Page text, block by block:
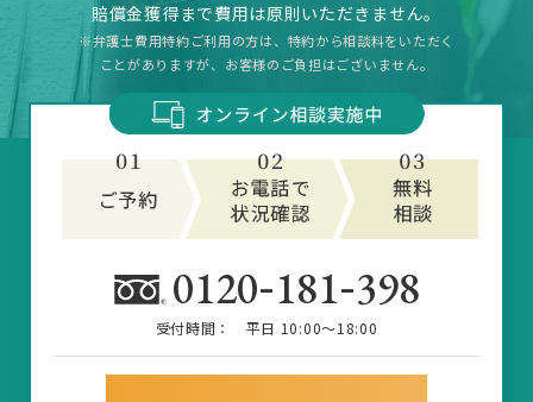
賠償金獲得まで費用は原則いただきません。
※弁護士費用特約ご利用の方は、特約から相談料をいただく
ことがありますが、お客様のご負担はございません。
0120-181-398
受付時間： 平日 10:00～18:00